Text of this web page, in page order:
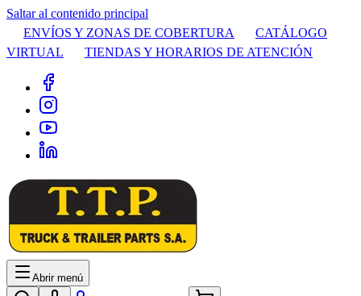
Saltar al contenido principal
ENVÍOS Y ZONAS DE COBERTURA
CATÁLOGO
VIRTUAL
TIENDAS Y HORARIOS DE ATENCIÓN
Abrir menú